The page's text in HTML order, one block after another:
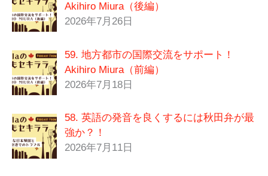
Akihiro Miura（後編）
2026年7月26日
59. 地方都市の国際交流をサポート！
Akihiro Miura（前編）
2026年7月18日
58. 英語の発音を良くするには秋田弁が最
強か？！
2026年7月11日